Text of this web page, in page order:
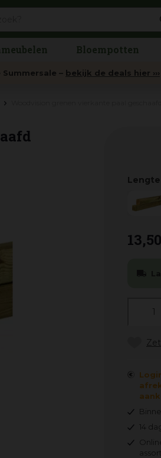
Bloempotten
– bekijk de deals hier ›››
Lengte
13,50
14